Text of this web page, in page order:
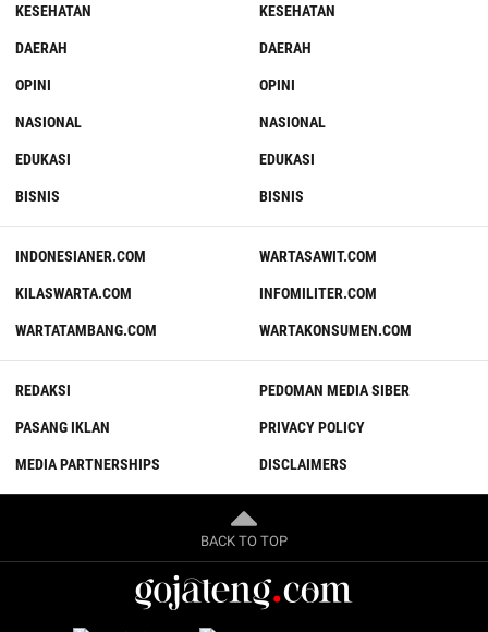
KESEHATAN
DAERAH
OPINI
NASIONAL
EDUKASI
BISNIS
KESEHATAN
DAERAH
OPINI
NASIONAL
EDUKASI
BISNIS
INDONESIANER.COM
KILASWARTA.COM
WARTATAMBANG.COM
WARTASAWIT.COM
INFOMILITER.COM
WARTAKONSUMEN.COM
REDAKSI
PASANG IKLAN
MEDIA PARTNERSHIPS
PEDOMAN MEDIA SIBER
PRIVACY POLICY
DISCLAIMERS
BACK TO TOP